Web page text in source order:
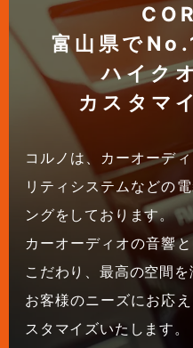
富山県で
ハイク
カスタマ
コルノは、カーオーデ
リティシステムなどの
ングをしております。
カーオーディオの音響
こだわり、最高の空間を
お客様のニーズにお応
スタマイズいたします。